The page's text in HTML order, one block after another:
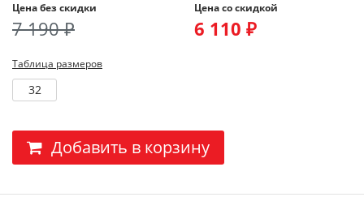
Цена без скидки
7 190 ₽
Цена со скидкой
6 110 ₽
Таблица размеров
32
Добавить в корзину